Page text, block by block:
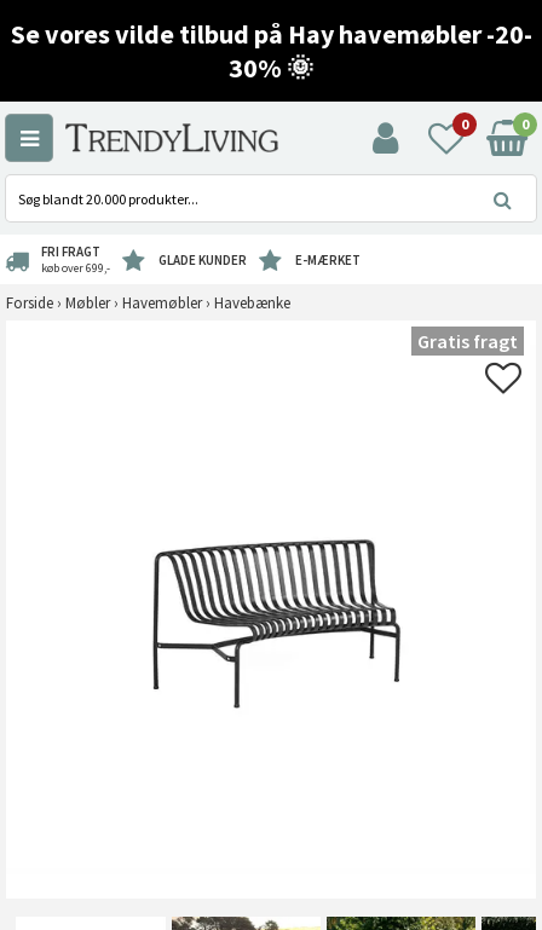
Se vores vilde tilbud på Hay havemøbler -20-
30% 🌞
0 0
FRI FRAGT
køb over 699,- GLADE KUNDER E-MÆRKET
Forside › Møbler› Havemøbler› Havebænke
Gratis fragt